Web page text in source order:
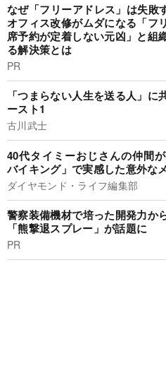
なぜ「フリーアドレス」は失敗
オフィス改修がムダになる「フ
席予約が定着しない元凶」と組
る解決策とは
PR
「つまらない人生を送る人」に
ースト1
古川武士
40代タイミーおじさんの仲間
バイキング」で実感した意外な
ダイヤモンド・ライフ編集部
警察装備機材で培った開発力か
「熊撃退スプレー」が話題に
PR